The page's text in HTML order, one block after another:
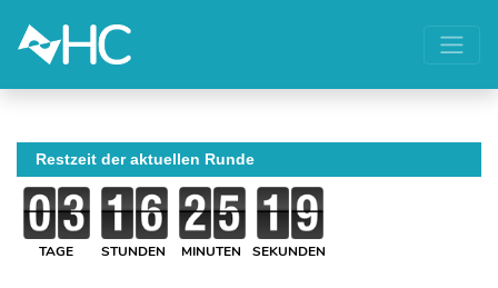
Restzeit der aktuellen Runde
TAGE STUNDEN MINUTEN SEKUNDEN